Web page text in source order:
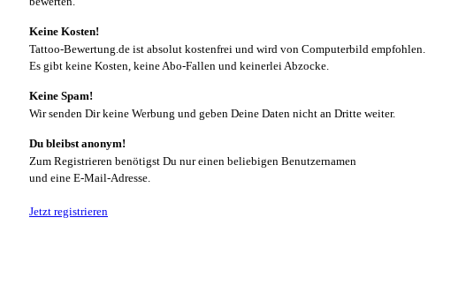
Keine Kosten!
Tattoo-Bewertung.de ist absolut kostenfrei und wird von Computerbild empfohlen.
Es gibt keine Kosten, keine Abo-Fallen und keinerlei Abzocke.
Keine Spam!
Wir senden Dir keine Werbung und geben Deine Daten nicht an Dritte weiter.
Du bleibst anonym!
Zum Registrieren benötigst Du nur einen beliebigen Benutzernamen
und eine E-Mail-Adresse.
Jetzt registrieren